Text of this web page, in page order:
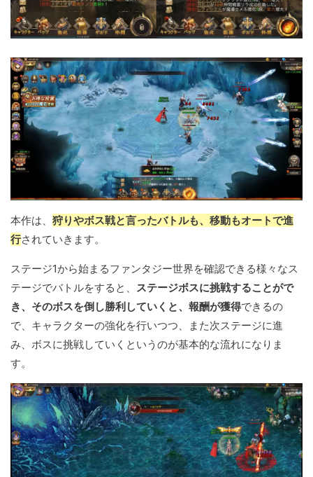
本作は、 狩りやボス戦と言ったバトルも、移動もオートで進
行されていきます。
ステージ1から始まるファンタジー世界を確認できる様々なス
テージでバトルをすると、
ステージボスに挑戦することがで
き、そのボスを倒し勝利していくと、報酬が獲得できるの
で、キャラクターの強化を行いつつ、また次ステージに進
み、ボスに挑戦していくというのが基本的な流れになりま
す。